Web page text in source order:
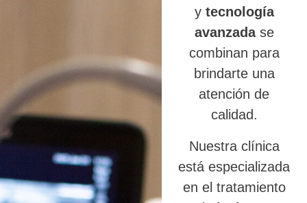
y tecnología
avanzadase
combinan para
brindarte una
atención de
calidad.
Nuestra clínica
está especializada
en el tratamiento